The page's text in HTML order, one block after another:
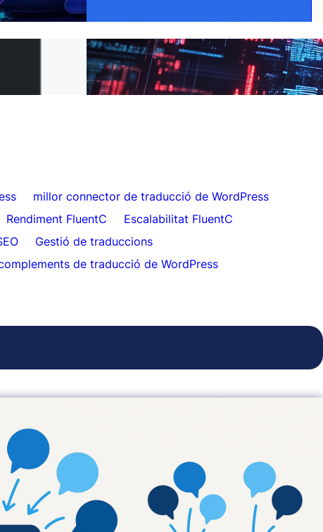
Traducció de llocs web sense esforç per
als clients
millor connector de traducció de WordPress
Rendiment FluentC
Escalabilitat FluentC
Gestió de traduccions
de traducció de WordPress